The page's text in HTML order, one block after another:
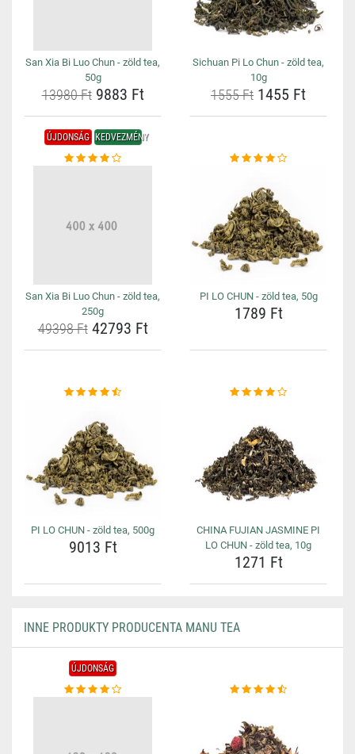
San Xia Bi Luo Chun - zöld tea,
50g
13980 Ft9883 Ft
Sichuan Pi Lo Chun - zöld tea,
10g
1555 Ft 1455 Ft
ÚJDONSÁG KEDVEZMÉNY
San Xia Bi Luo Chun - zöld tea,
250g
49398 Ft42793 Ft
PI LO CHUN - zöld tea, 50g
1789 Ft
PI LO CHUN - zöld tea, 500g
9013 Ft
CHINA FUJIAN JASMINE PI
LO CHUN - zöld tea, 10g
1271 Ft
INNE PRODUKTY PRODUCENTA MANU TEA
ÚJDONSÁG